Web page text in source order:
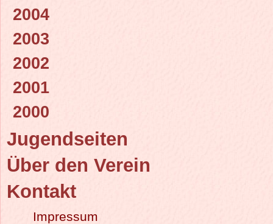
2004
2003
2002
2001
2000
Jugendseiten
Über den Verein
Kontakt
Impressum